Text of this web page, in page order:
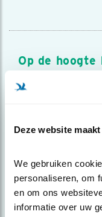
Deze website
We gebruiken
personaliseren, om
en om ons
informatie over uw
Op de hoogte
Meld je aan en
over vogels en